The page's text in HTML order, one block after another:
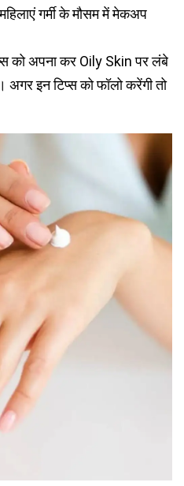
गर्मी के मौसम में मेकअप
को अपना कर Oily Skin पर लंबे
इन टिप्स को फॉलो करेंगी तो